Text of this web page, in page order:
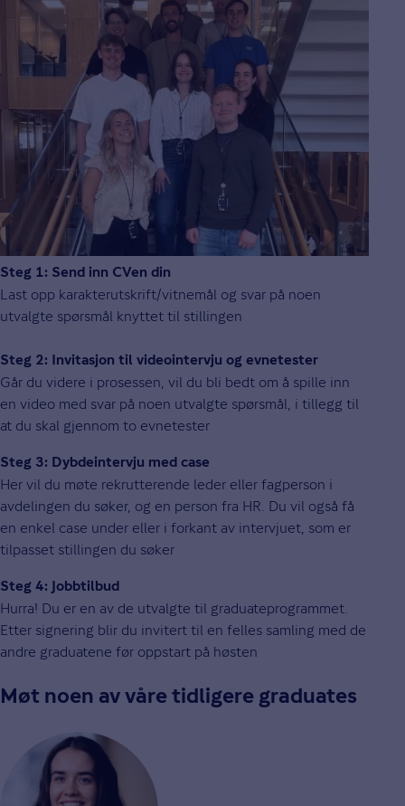
Steg 1: Send inn CVen din
Last opp karakterutskrift/vitnemål og svar på noen
utvalgte spørsmål knyttet til stillingen
Steg 2: Invitasjon til videointervju og evnetester
Går du videre i prosessen, vil du bli bedt om å spille inn
en video med svar på noen utvalgte spørsmål, i tillegg til
at du skal gjennom to evnetester
Steg 3: Dybdeintervju med case
Her vil du møte rekrutterende leder eller fagperson i
avdelingen du søker, og en person fra HR. Du vil også få
en enkel case under eller i forkant av intervjuet, som er
tilpasset stillingen du søker
Steg 4: Jobbtilbud
Hurra! Du er en av de utvalgte til graduateprogrammet.
Etter signering blir du invitert til en felles samling med de
andre graduatene før oppstart på høsten
Møt noen av våre tidligere graduates